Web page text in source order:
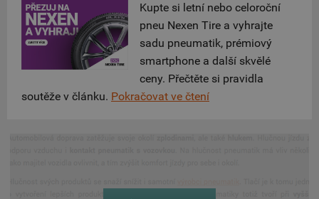
Kupte si letní nebo celoroční
pneu Nexen Tire a vyhrajte
sadu pneumatik, prémiový
smartphone a další skvělé
ceny. Přečtěte si pravidla
soutěže v článku. Pokračovat ve čtení